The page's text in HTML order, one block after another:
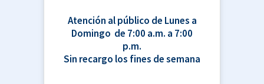
Atención al público de Lunes a
Domingo de 7:00 a.m. a 7:00
p.m.
Sin recargo los fines de semana